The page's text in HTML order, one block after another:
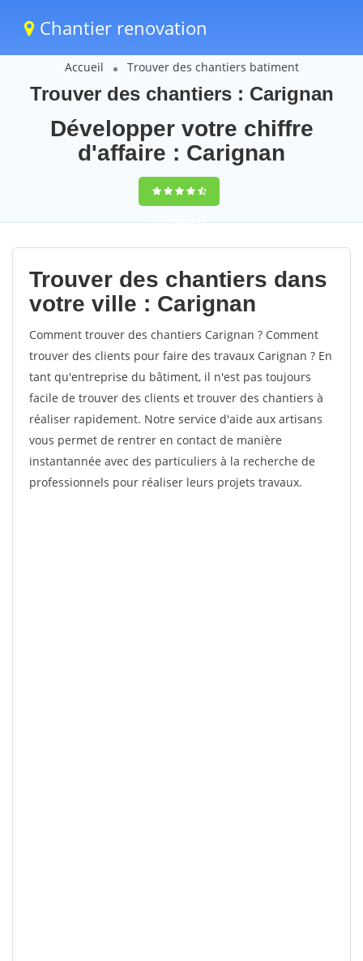
Chantier renovation
Accueil Trouver des chantiers batiment
Trouver des chantiers : Carignan
Développer votre chiffre
d'affaire : Carignan
9,5(100%)61
votes
Trouver des chantiers dans
votre ville : Carignan
Comment trouver des chantiers Carignan ? Comment
trouver des clients pour faire des travaux Carignan ? En
tant qu'entreprise du bâtiment, il n'est pas toujours
facile de trouver des clients et trouver des chantiers à
réaliser rapidement. Notre service d'aide aux artisans
vous permet de rentrer en contact de manière
instantannée avec des particuliers à la recherche de
professionnels pour réaliser leurs projets travaux.